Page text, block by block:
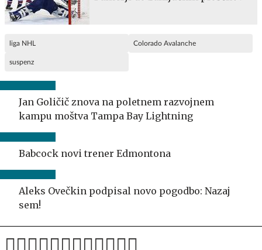
liga NHL Colorado Avalanche
suspenz
Jan Goličič znova na poletnem razvojnem
kampu moštva Tampa Bay Lightning
Babcock novi trener Edmontona
Aleks Ovečkin podpisal novo pogodbo: Nazaj
sem!